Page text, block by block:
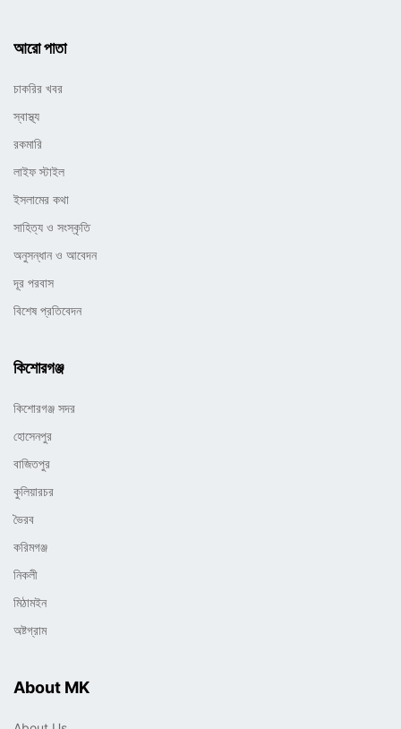
আরো পাতা
চাকরির খবর
স্বাস্থ্য
রকমারি
লাইফ স্টাইল
ইসলামের কথা
সাহিত্য ও সংস্কৃতি
অনুসন্ধান ও আবেদন
দূর পরবাস
বিশেষ প্রতিবেদন
কিশোরগঞ্জ
কিশোরগঞ্জ সদর
হোসেনপুর
বাজিতপুর
কুলিয়ারচর
ভৈরব
করিমগঞ্জ
নিকলী
মিঠামইন
অষ্টগ্রাম
About MK